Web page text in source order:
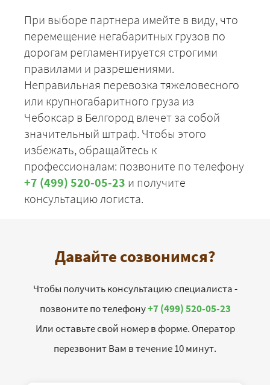
При выборе партнера имейте в виду, что
перемещение негабаритных грузов по
дорогам регламентируется строгими
правилами и разрешениями.
Неправильная перевозка тяжеловесного
или крупногабаритного груза из
Чебоксар в Белгород влечет за собой
значительный штраф. Чтобы этого
избежать, обращайтесь к
профессионалам: позвоните по телефону
+7 (499) 520-05-23 и получите
консультацию логиста.
Давайте созвонимся?
Чтобы получить консультацию специалиста -
позвоните по телефону+7 (499) 520-05-23
Или оставьте свой номер в форме. Оператор
перезвонит Вам в течение 10 минут.